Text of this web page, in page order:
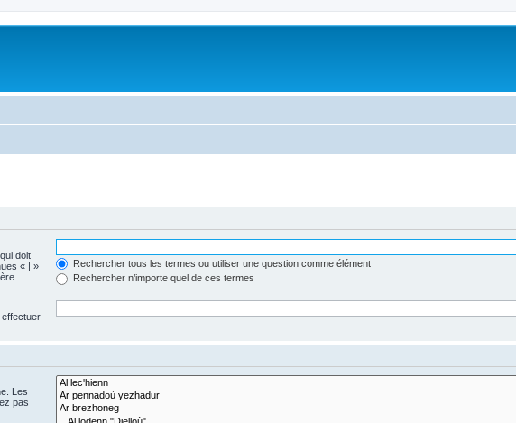
doit
« | »
Rechercher tous les termes ou utiliser une question comme élément
Rechercher n’importe quel de ces termes
Les
pas